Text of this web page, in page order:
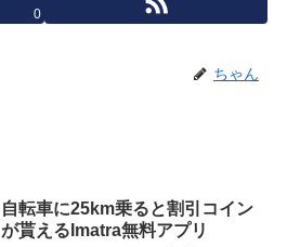
0
ちゃん
自転車に25km乗ると割引コイン
が貰えるImatra無料アプリ